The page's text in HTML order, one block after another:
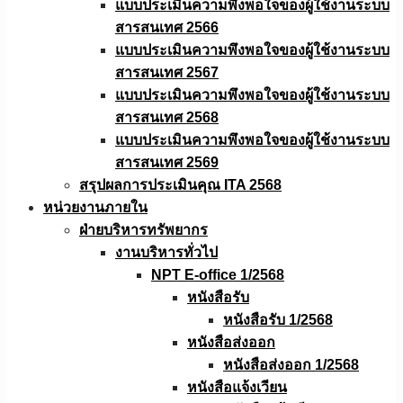
แบบประเมินความพึงพอใจของผู้ใช้งานระบบ
สารสนเทศ 2566
แบบประเมินความพึงพอใจของผู้ใช้งานระบบ
สารสนเทศ 2567
แบบประเมินความพึงพอใจของผู้ใช้งานระบบ
สารสนเทศ 2568
แบบประเมินความพึงพอใจของผู้ใช้งานระบบ
สารสนเทศ 2569
สรุปผลการประเมินคุณ ITA 2568
หน่วยงานภายใน
ฝ่ายบริหารทรัพยากร
งานบริหารทั่วไป
NPT E-office 1/2568
หนังสือรับ
หนังสือรับ 1/2568
หนังสือส่งออก
หนังสือส่งออก 1/2568
หนังสือแจ้งเวียน